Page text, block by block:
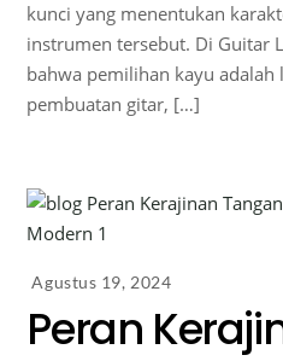
kunci yang menentukan
instrumen tersebut. Di Guitar
bahwa pemilihan kayu adalah
pembuatan gitar, […]
Agustus 19, 2024
Peran